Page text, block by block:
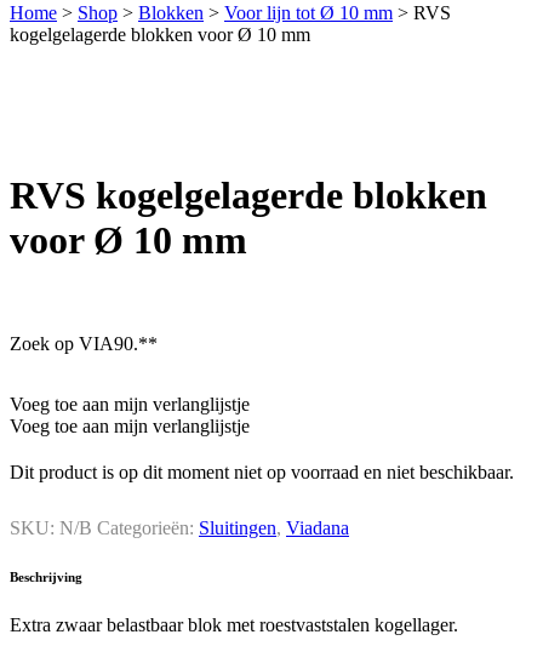
Home > Shop > Blokken > Voor lijn tot Ø 10 mm > RVS
kogelgelagerde blokken voor Ø 10 mm
RVS kogelgelagerde blokken
voor Ø 10 mm
Zoek op VIA90.**
Voeg toe aan mijn verlanglijstje
Voeg toe aan mijn verlanglijstje
Dit product is op dit moment niet op voorraad en niet beschikbaar.
SKU: N/B Categorieën: Sluitingen, Viadana
Beschrijving
Extra zwaar belastbaar blok met roestvaststalen kogellager.